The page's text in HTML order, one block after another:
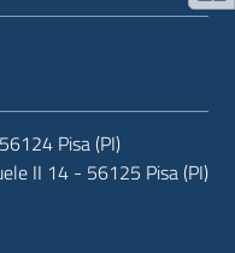
Pisa (PI)
II 14 - 56125 Pisa (PI)